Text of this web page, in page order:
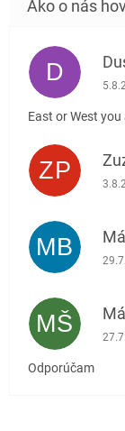
D
East or West
ZP
MB
MŠ
Odporúčam